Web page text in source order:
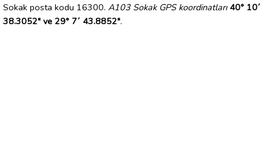
Sokak posta kodu 16300. A103 Sokak GPS koordinatları 40° 10´
38.3052" ve 29° 7´ 43.8852".